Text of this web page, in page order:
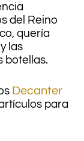
del Reino
quería
las
botellas.
Decanter
para